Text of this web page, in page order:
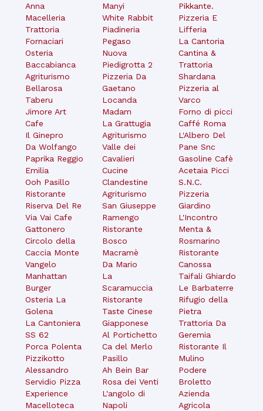
Anna
Macelleria
Trattoria
Fornaciari
Osteria
Baccabianca
Agriturismo
Bellarosa
Taberu
Jimore Art
Cafe
Il Ginepro
Da Wolfango
Paprika Reggio
Emilia
Ooh Pasillo
Ristorante
Riserva Del Re
Via Vai Cafe
Gattonero
Circolo della
Caccia Monte
Vangelo
Manhattan
Burger
Osteria La
Golena
La Cantoniera
SS 62
Porca Polenta
Pizzikotto
Alessandro
Servidio Pizza
Experience
Macelloteca
Manyi
White Rabbit
Piadineria
Pegaso
Nuova
Piedigrotta 2
Pizzeria Da
Gaetano
Locanda
Madam
La Grattugia
Agriturismo
Valle dei
Cavalieri
Cucine
Clandestine
Agriturismo
San Giuseppe
Ramengo
Ristorante
Bosco
Macramè
Da Mario
La
Scaramuccia
Ristorante
Taste Cinese
Giapponese
Al Portichetto
Ca del Merlo
Pasillo
Ah Bein Bar
Rosa dei Venti
L'angolo di
Napoli
Pikkante.
Pizzeria E
Lifferia
La Cantoria
Cantina &
Trattoria
Shardana
Pizzeria al
Varco
Forno di picci
Caffé Roma
L'Albero Del
Pane Snc
Gasoline Cafè
Acetaia Picci
S.N.C.
Pizzeria
Giardino
L'Incontro
Menta &
Rosmarino
Ristorante
Canossa
Taifali Ghiardo
Le Barbaterre
Rifugio della
Pietra
Trattoria Da
Geremia
Ristorante Il
Mulino
Podere
Broletto
Azienda
Agricola